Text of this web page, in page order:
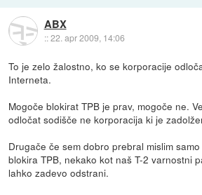
ABX
::22. apr 2009, 14:06
To je zelo žalostno, ko se korporacije
Interneta.
Mogoče blokirat TPB je prav, mogoče ne.
odločat sodišče ne korporacija ki je
Drugače če sem dobro prebral mislim
blokira TPB, nekako kot naš T-2 varnostni
lahko zadevo odstrani.